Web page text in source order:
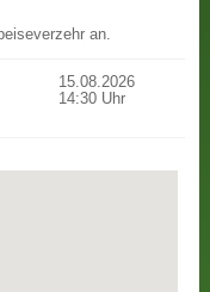
an.
15.08.2026
14:30 Uhr